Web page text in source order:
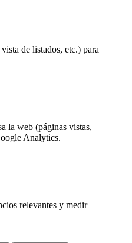
de listados, etc.) para
la web (páginas vistas,
Analytics.
relevantes y medir